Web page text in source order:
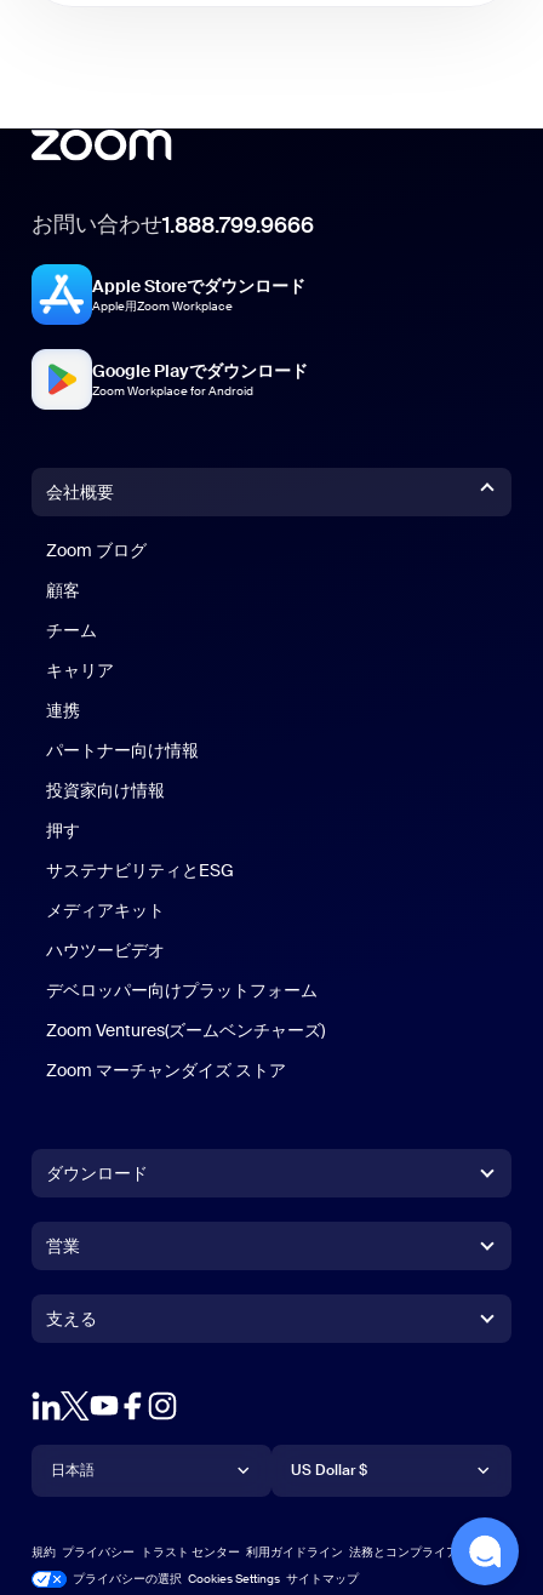
お問い合わせ1.888.799.9666
Apple Storeでダウンロード
Apple用Zoom Workplace
Google Playでダウンロード
Zoom Workplace for Android
会社概要
Zoom ブログ
顧客
チーム
キャリア
連携
パートナー向け情報
投資家向け情報
押す
サステナビリティとESG
メディアキット
ハウツービデオ
デベロッパー向けプラットフォーム
Zoom Ventures(ズームベンチャーズ)
Zoom マーチャンダイズ ストア
ダウンロード
Zoom Rooms アプリZoom Rooms アプリ
Zoom Rooms コントローラ
Outlook プラグイン
Androidアプリ
営業
営業担当にお問い合わせ
デモを申し込む
ウェビナーとイベント
Zoom Experience CenterZoom Experience Center
支える
支える
アカウント
サポートセンター
ラーニングセンター
テクニカルコンテンツライブラリテクニカルコンテンツライブラ
言語
日本語
English
通貨
US Dollar $
規約 プライバシー トラスト センター 利用ガイドライン 法務とコンプライアンス
プライバシーの選択 Cookies Settings サイトマップ
サイトマップ